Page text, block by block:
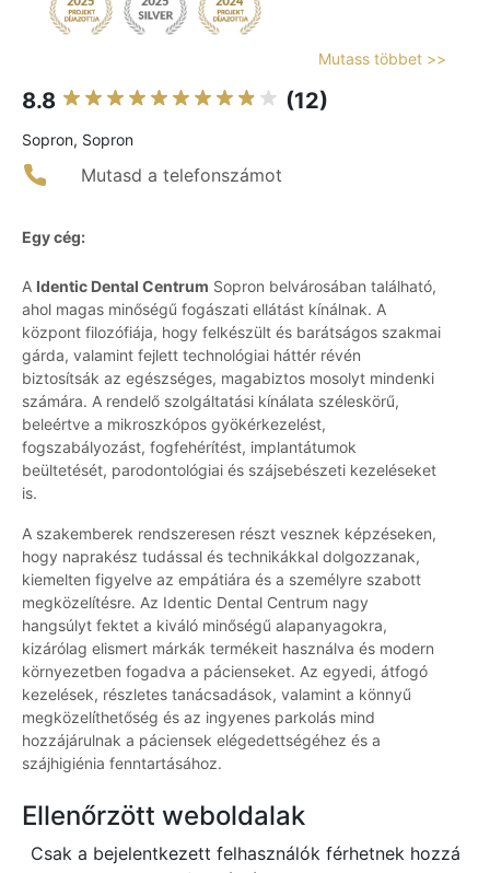
Mutass többet >>
8.8 (12)
Sopron, Sopron
Mutasd a telefonszámot
Egy cég:
A Identic Dental Centrum Sopron belvárosában található,
ahol magas minőségű fogászati ellátást kínálnak. A
központ filozófiája, hogy felkészült és barátságos szakmai
gárda, valamint fejlett technológiai háttér révén
biztosítsák az egészséges, magabiztos mosolyt mindenki
számára. A rendelő szolgáltatási kínálata széleskörű,
beleértve a mikroszkópos gyökérkezelést,
fogszabályozást, fogfehérítést, implantátumok
beültetését, parodontológiai és szájsebészeti kezeléseket
is.
A szakemberek rendszeresen részt vesznek képzéseken,
hogy naprakész tudással és technikákkal dolgozzanak,
kiemelten figyelve az empátiára és a személyre szabott
megközelítésre. Az Identic Dental Centrum nagy
hangsúlyt fektet a kiváló minőségű alapanyagokra,
kizárólag elismert márkák termékeit használva és modern
környezetben fogadva a pácienseket. Az egyedi, átfogó
kezelések, részletes tanácsadások, valamint a könnyű
megközelíthetőség és az ingyenes parkolás mind
hozzájárulnak a páciensek elégedettségéhez és a
szájhigiénia fenntartásához.
Ellenőrzött weboldalak
Csak a bejelentkezett felhasználók férhetnek hozzá